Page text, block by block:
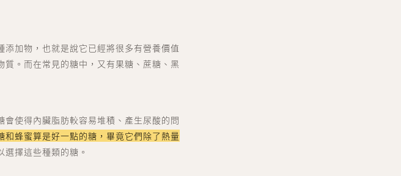
關於我們 聯絡我們
加物，也就是說它已經將很多有營養價值
。而在常見的糖中，又有果糖、蔗糖、黑
使得內臟脂肪較容易堆積、產生尿酸的問
和蜂蜜算是好一點的糖，畢竟它們除了熱量
選擇這些種類的糖。